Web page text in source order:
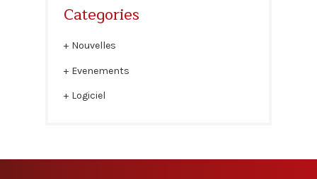
Categories
Nouvelles
Evenements
Logiciel